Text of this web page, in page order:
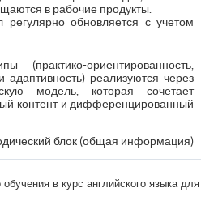
в рабочие продукты.
регулярно обновляется с учетом
ориентированность,
адаптивность) реализуются через
модель, которая сочетает
контент и дифференцированный
блок (общая информация)
обучения в курс английского языка